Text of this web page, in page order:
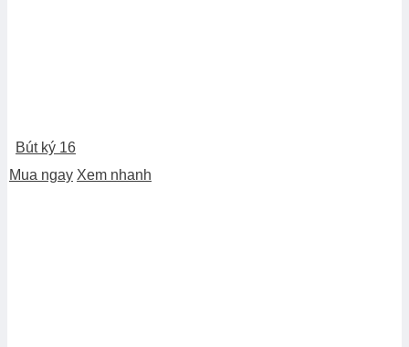
Bút ký 16
Mua ngay Xem nhanh